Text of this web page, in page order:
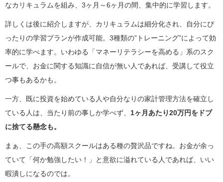
なカリキュラムを組み、3ヶ月～6ヶ月の間、集中的に学習します。
詳しくは後に紹介しますが、カリキュラムは細分化され、自分にぴ
ったりの学習プランが作成可能。3種類の”トレーニング”によって効
率的に学べます。いわゆる「マネーリテラシーを高める」系のスク
ールで、お金に関する知識に自信が無い人であれば、受講して役立
つ事もあるかも。
一方、既に投資を始めている人や自分なりの家計管理方法を確立し
ている人は、当たり前の事しか学べず、 1ヶ月あたり20万円をドブ
に捨てる懸念も。
まぁ、この手の高額スクールはある種の贅沢品ですね。お金が余っ
ていて「何か勉強したい！」と意欲に溢れている人であれば、いい
暇潰しになるのでは。